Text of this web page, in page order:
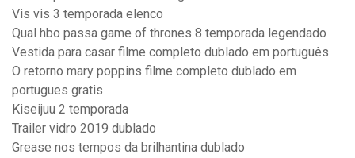
Vis vis 3 temporada elenco
Qual hbo passa game of thrones 8 temporada legendado
Vestida para casar filme completo dublado em português
O retorno mary poppins filme completo dublado em
portugues gratis
Kiseijuu 2 temporada
Trailer vidro 2019 dublado
Grease nos tempos da brilhantina dublado